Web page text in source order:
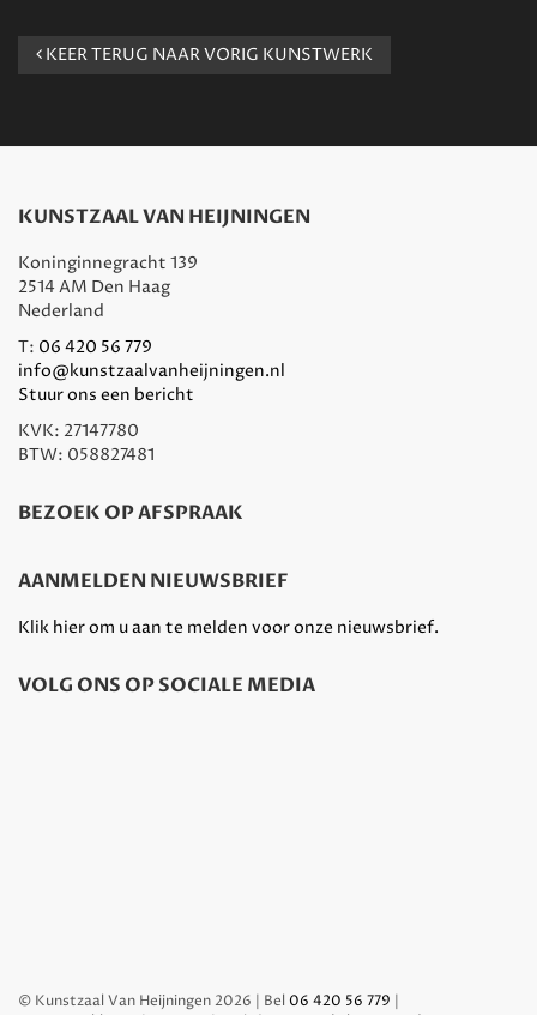
KEER TERUG NAAR VORIG KUNSTWERK
KUNSTZAAL VAN HEIJNINGEN
Koninginnegracht 139
2514 AM Den Haag
Nederland
T: 06 420 56 779
info@kunstzaalvanheijningen.nl
Stuur ons een bericht
KVK: 27147780
BTW: 058827481
BEZOEK OP AFSPRAAK
AANMELDEN NIEUWSBRIEF
Klik hier om u aan te melden voor onze nieuwsbrief.
VOLG ONS OP SOCIALE MEDIA
© Kunstzaal Van Heijningen 2026 | Bel 06 420 56 779 |